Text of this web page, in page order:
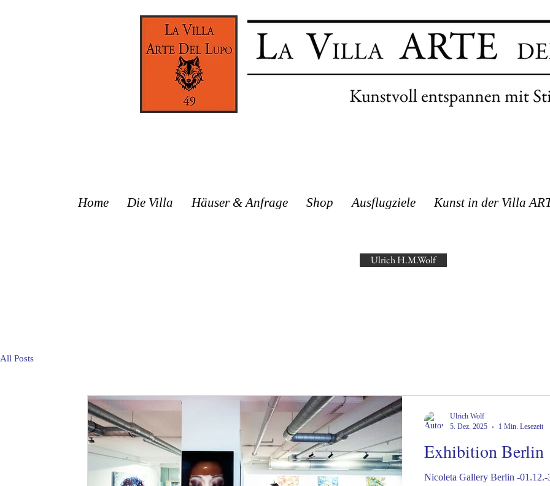
Home Die Villa Häuser & Anfrage Shop Ausflugziele Kunst in der Villa
Ulrich H.M.Wolf
All Posts
Exhibition Berlin
Nicoleta Gallery Berlin -01.12.-31.12.2025 Die
Ulrich Wolf
5. Dez. 2025
1 Min. Lesezeit